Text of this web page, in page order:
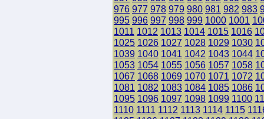
976 977 978 979 980 981 982 983
995 996 997 998 999 1000 1001
1011 1012 1013 1014 1015 1016
1025 1026 1027 1028 1029 1030
1039 1040 1041 1042 1043 1044
1053 1054 1055 1056 1057 1058
1067 1068 1069 1070 1071 1072
1081 1082 1083 1084 1085 1086
1095 1096 1097 1098 1099 1100
1110 1111 1112 1113 1114 1115